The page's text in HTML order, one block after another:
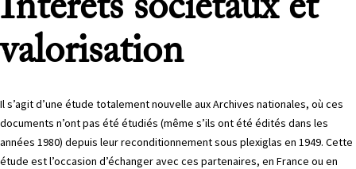
Intérêts sociétaux et
valorisation
Il s’agit d’une étude totalement nouvelle aux Archives nationales, où ces
documents n’ont pas été étudiés (même s’ils ont été édités dans les
années 1980) depuis leur reconditionnement sous plexiglas en 1949. Cette
étude est l’occasion d’échanger avec ces partenaires, en France ou en